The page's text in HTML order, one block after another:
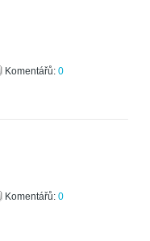
Komentářů: 0
Komentářů: 0